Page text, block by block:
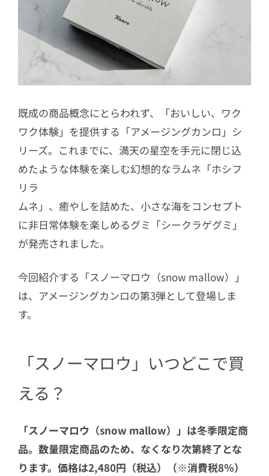
既成の商品概念にとらわれず、「おいしい、ワク
ワク体験」を提供する「アメージングカンロ」シ
リーズ。これまでに、満天の星空を手元に閉じ込
めたような体験を楽しむ幻想的なラムネ「ホシフ
リラ
ムネ」、癒やしを詰めた、小さな海をコンセプト
に非日常体験を楽しめるグミ「シークラゲグミ」
が発売されました。
今回紹介する「スノーマロウ（snow mallow）」
は、アメージングカンロの第3弾として登場しま
す。
「スノーマロウ」いつどこで買
える？
「スノーマロウ（snow mallow）」は冬季限定商
品。数量限定商品のため、なくなり次第終了とな
ります。価格は2,480円（税込）（※消費税8％）